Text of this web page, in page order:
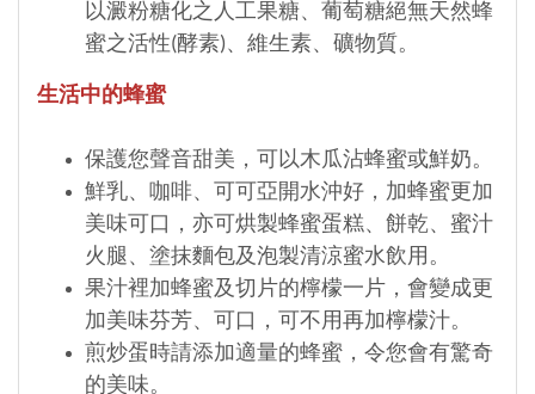
以澱粉糖化之人工果糖、葡萄糖絕無天然蜂
蜜之活性(酵素)、維生素、礦物質。
生活中的蜂蜜
保護您聲音甜美，可以木瓜沾蜂蜜或鮮奶。
鮮乳、咖啡、可可亞開水沖好，加蜂蜜更加
美味可口，亦可烘製蜂蜜蛋糕、餅乾、蜜汁
火腿、塗抹麵包及泡製清涼蜜水飲用。
果汁裡加蜂蜜及切片的檸檬一片，會變成更
加美味芬芳、可口，可不用再加檸檬汁。
煎炒蛋時請添加適量的蜂蜜，令您會有驚奇
的美味。